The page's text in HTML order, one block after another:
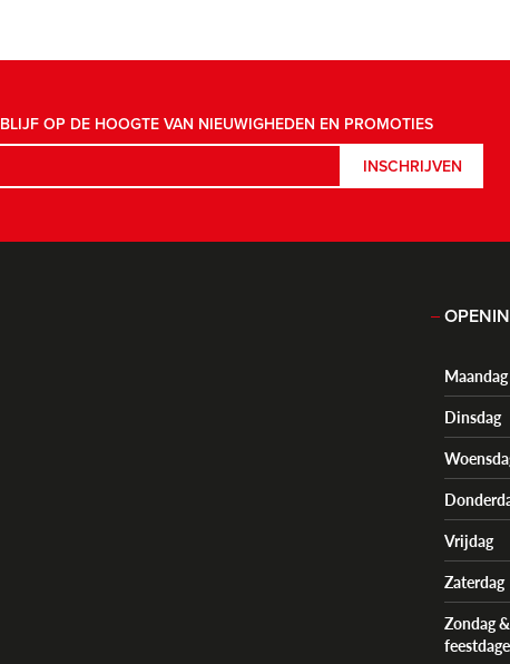
BLIJF OP DE HOOGTE VAN NIEUWIGHEDEN EN PROMOTIES
INSCHRIJVEN
Maandag
Dinsdag
Vrijdag
Zaterdag
Zondag &